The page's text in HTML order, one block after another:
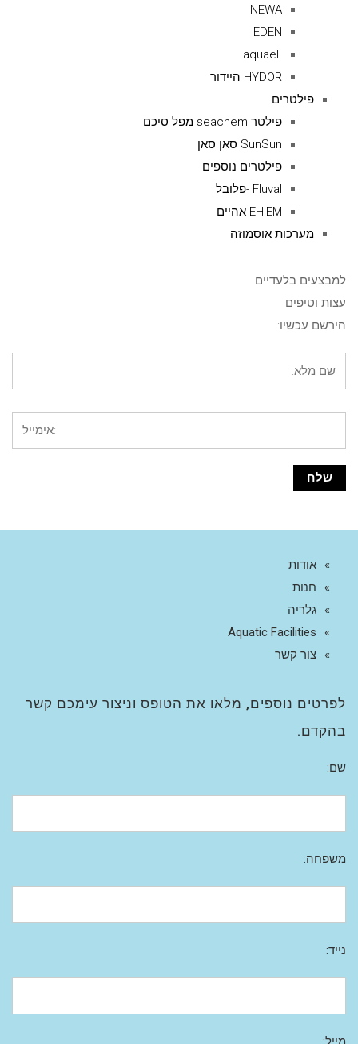
NEWA
EDEN
.aquael
HYDOR היידור
פילטרים
פילטר seachem מפל סיכם
SunSun סאן סאן
פילטרים נוספים
Fluval -פלובל
EHIEM אהיים
מערכות אוסמוזה
למבצעים בלעדיים
עצות וטיפים
הירשם עכשיו:
אודות
חנות
גלריה
Aquatic Facilities
צור קשר
לפרטים נוספים, מלאו את הטופס וניצור עימכם קשר
בהקדם.
שם:
משפחה:
נייד: